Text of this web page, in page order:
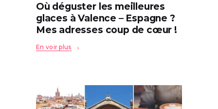
Où déguster les meilleures
glaces à Valence – Espagne ?
Mes adresses coup de cœur !
En voir plus